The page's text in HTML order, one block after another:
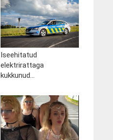
Iseehitatud
elektrirattaga
kukkunud...